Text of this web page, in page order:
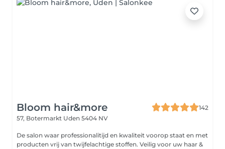
Bloom hair&more
142
57, Botermarkt Uden 5404 NV
De salon waar professionalitijd en kwaliteit voorop staat en met
producten vrij van twijfelachtige stoffen. Veilig voor uw haar &